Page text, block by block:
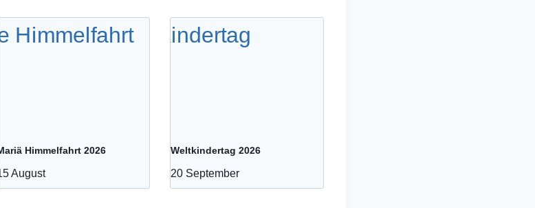
Himmelfahrt 2026
August
Weltkindertag 2026
20 September